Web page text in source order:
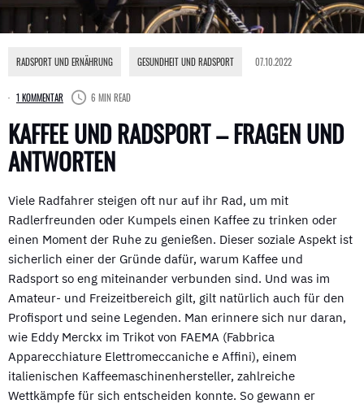
KAFFEE UND RADSPORT – FRAGEN UND
ANTWORTEN
RADSPORT UND ERNÄHRUNG GESUNDHEIT UND RADSPORT 07.10.2022
1 KOMMENTAR 6 MIN READ
Viele Radfahrer steigen oft nur auf ihr Rad, um mit
Radlerfreunden oder Kumpels einen Kaffee zu trinken oder
einen Moment der Ruhe zu genießen. Dieser soziale Aspekt ist
sicherlich einer der Gründe dafür, warum Kaffee und
Radsport so eng miteinander verbunden sind. Und was im
Amateur- und Freizeitbereich gilt, gilt natürlich auch für den
Profisport und seine Legenden. Man erinnere sich nur daran,
wie Eddy Merckx im Trikot von FAEMA (Fabbrica
Apparecchiature Elettromeccaniche e Affini), einem
italienischen Kaffeemaschinenhersteller, zahlreiche
Wettkämpfe für sich entscheiden konnte. So gewann er